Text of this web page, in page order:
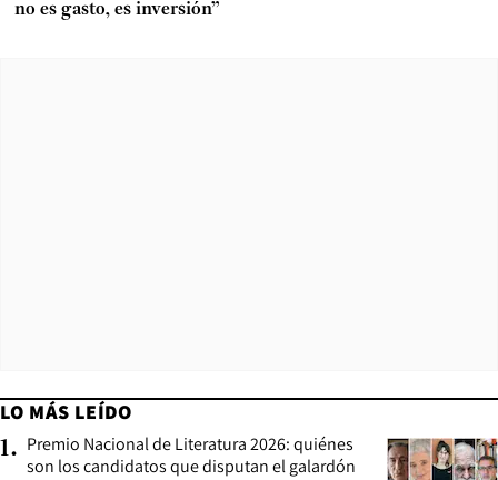
no es gasto, es inversión”
LO MÁS LEÍDO
1. Premio Nacional de Literatura 2026: quiénes
son los candidatos que disputan el galardón